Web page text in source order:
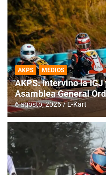
AKPS MEDIOS
AKPS: Intervino la
Asamblea General
6 agosto, 2026 E-Kart